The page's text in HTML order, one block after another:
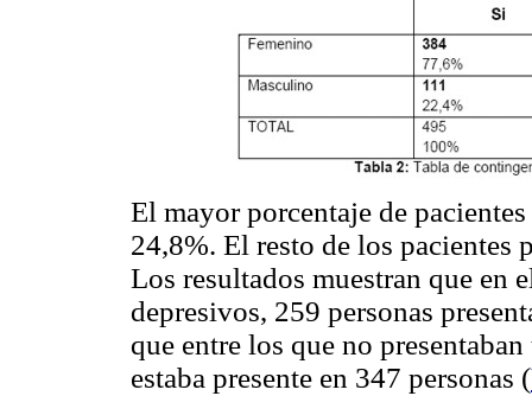
El mayor porcentaje de
24,8%. El resto de los
Los resultados muestran que en
depresivos, 259 personas
que entre los que no
estaba presente en 347 personas (